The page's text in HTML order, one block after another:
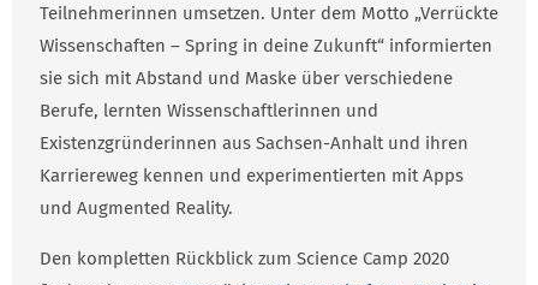
Teilnehmerinnen umsetzen. Unter dem Motto „Verrückte
Wissenschaften – Spring in deine Zukunft“ informierten
sie sich mit Abstand und Maske über verschiedene
Berufe, lernten Wissenschaftlerinnen und
Existenzgründerinnen aus Sachsen-Anhalt und ihren
Karriereweg kennen und experimentierten mit Apps
und Augmented Reality.
Den kompletten Rückblick zum Science Camp 2020